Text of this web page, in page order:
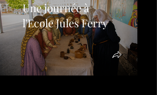
Une journée à
l'Ecole Jules Ferry